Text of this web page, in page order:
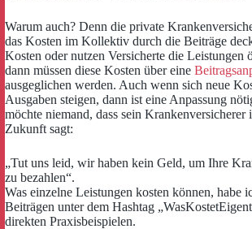
Warum auch? Denn die private
das Kosten im Kollektiv durch die Beiträge
Kosten oder nutzen Versicherte die Leistungen
dann müssen diese Kosten über eine
ausgeglichen werden. Auch wenn sich neue
Ausgaben steigen, dann ist eine Anpassung
möchte niemand, dass sein Krankenversicherer
Zukunft sagt:
„Tut uns leid, wir haben kein Geld, um Ihre
zu bezahlen“.
Was einzelne Leistungen kosten können, habe
Beiträgen unter dem Hashtag
direkten Praxisbeispielen.